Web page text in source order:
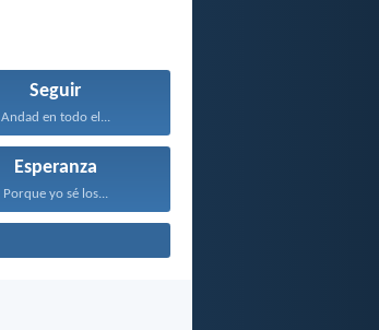
Seguir
Andad en todo el...
Esperanza
Porque yo sé los...